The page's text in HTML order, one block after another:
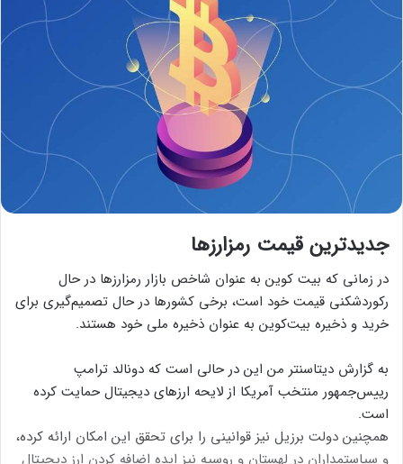
جدیدترین قیمت رمزارزها
در زمانی که بیت کوین به عنوان شاخص بازار رمزارزها در حال
رکوردشکنی قیمت خود است، برخی کشورها در حال تصمیم‌گیری برای
خرید و ذخیره بیت‌کوین به عنوان ذخیره ملی خود هستند.
به گزارش دیتاسنتر من این در حالی است که دونالد ترامپ
رییس‌جمهور منتخب آمریکا از لایحه‌ ارزهای دیجیتال حمایت کرده‌
است.
همچنین دولت برزیل نیز قوانینی را برای تحقق این امکان ارائه کرده،‌
و سیاستمداران در لهستان و روسیه نیز ایده اضافه کردن ارز دیجیتال